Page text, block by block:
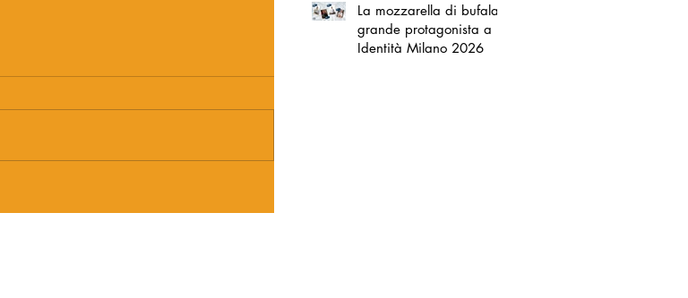
La mozzarella di bufala
grande protagonista a
Identità Milano 2026